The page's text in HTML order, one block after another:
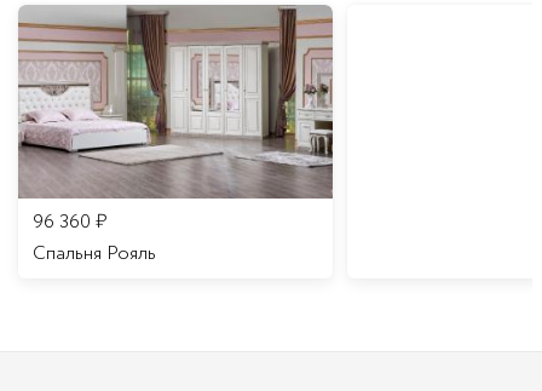
96 360 ₽
Спальня Рояль